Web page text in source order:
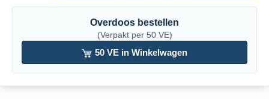
Overdoos bestellen
(Verpakt per 50 VE)
50 VE in Winkelwagen